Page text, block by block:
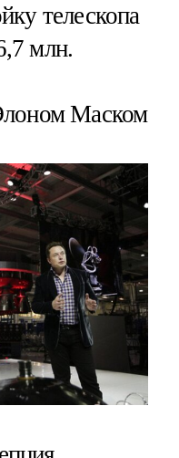
телескопа
млн.
Маском